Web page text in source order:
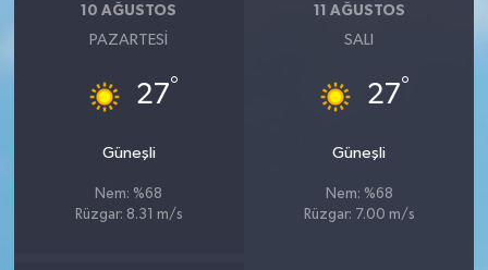
10 AĞUSTOS
PAZARTESI
27°
Güneşli
Nem: %68
Rüzgar: 8.31 m/s
11 AĞUSTOS
SALI
27°
Güneşli
Nem: %68
Rüzgar: 7.00 m/s